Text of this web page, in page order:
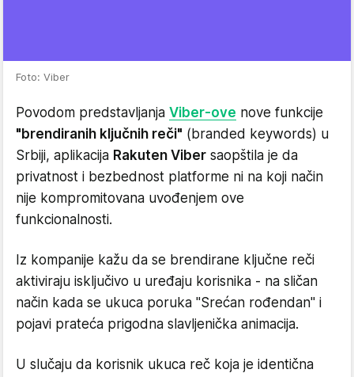
Foto: Viber
Povodom predstavljanja Viber-ove nove funkcije
"brendiranih ključnih reči" (branded keywords) u
Srbiji, aplikacija Rakuten Viber saopštila je da
privatnost i bezbednost platforme ni na koji način
nije kompromitovana uvođenjem ove
funkcionalnosti.
Iz kompanije kažu da se brendirane ključne reči
aktiviraju isključivo u uređaju korisnika - na sličan
način kada se ukuca poruka "Srećan rođendan" i
pojavi prateća prigodna slavljenička animacija.
U slučaju da korisnik ukuca reč koja je identična